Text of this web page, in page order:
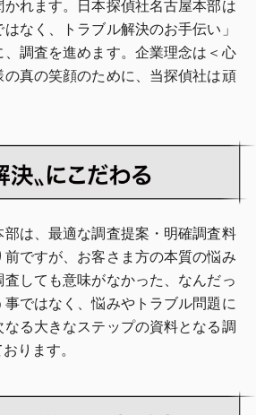
れます。日本探偵社名古屋本部は
はなく、トラブル解決のお手伝い」
、調査を進めます。企業理念は＜心
真の笑顔のために、当探偵社は頑
部は、最適な調査提案・明確調査料
ですが、お客さま方の本質の悩み
しても意味がなかった、なんだっ
ではなく、悩みやトラブル問題に
る大きなステップの資料となる調
ります。